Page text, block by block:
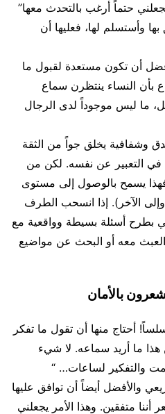
حتماً أرغب بالتحدث معها”
وأستسلم لها، فعليها أن
أن تكون مستعدة لقبول ما
بأن النساء ينتظرن سماع
ما ليس موجوداً لدى الرجال
وشفافية يخلق جواً من الثقة
التعبير عن نفسه. لكن من
يسمح بالوصول إلى مستوى
الآخر). إذا انسحب الطرف
بطرح أسئلة بسيطة وواقعية مع
معه أو البحث عن مواضيع
بالأمان
أحتاج منها أن تقول ما تفكر
ما أريد سماعه. لا شيء
والتفكير لساعات… “
والأفضل أيضاً أن توافق عليها
أننا متفقين. وهذا الأمر يجعلني